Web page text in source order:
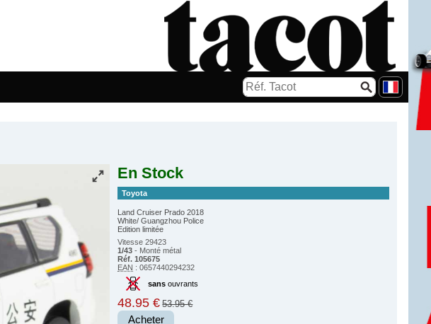
En Stock
Toyota
Land Cruiser Prado 2018
White/ Guangzhou Police
Edition limitée
Vitesse 29423
1/43 - Monté métal
Réf. 105675
EAN : 0657440294232
sansouvrants
48.95 € 53.95 €
Acheter